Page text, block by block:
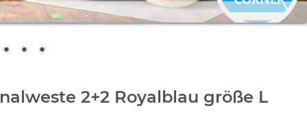
2+2 Royalblau größe L